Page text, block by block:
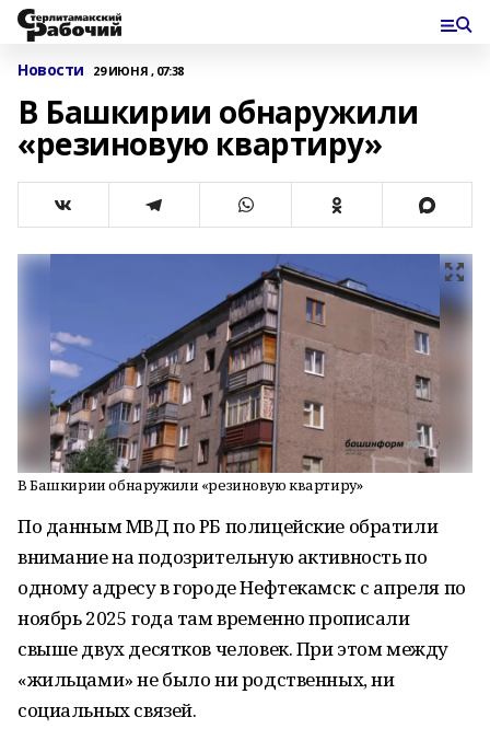
Новости 29 ИЮНЯ , 07:38
В Башкирии обнаружили
«резиновую квартиру»
В Башкирии обнаружили «резиновую квартиру»
По данным МВД по РБ полицейские обратили
внимание на подозрительную активность по
одному адресу в городе Нефтекамск: с апреля по
ноябрь 2025 года там временно прописали
свыше двух десятков человек. При этом между
«жильцами» не было ни родственных, ни
социальных связей.